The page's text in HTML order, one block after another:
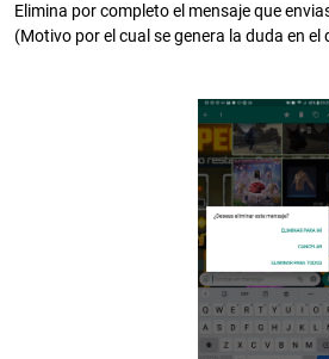
Elimina por completo el mensaje que
(Motivo por el cual se genera la duda en el